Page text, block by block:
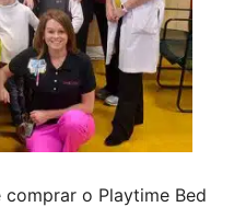
o Playtime Bed